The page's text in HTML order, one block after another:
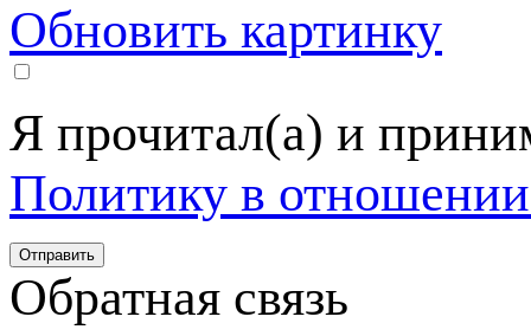
Обновить картинку
Я прочитал(а) и
Политику в
Обратная связь